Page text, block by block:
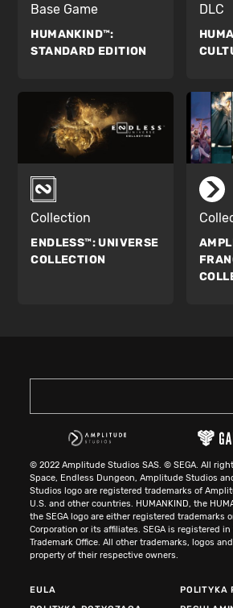
Base Game
HUMANKIND™:
STANDARD EDITION
DLC
Collection
ENDLESS™: UNIVERSE
COLLECTION
© 2022 Amplitude Studios SAS. © SEGA. All
Space, Endless Dungeon, Amplitude Studios
Studios logo are registered trademarks of
U.S. and other countries. HUMANKIND, the
the SEGA logo are either registered trademarks
Corporation or its affiliates. SEGA is registered
Trademark Office. All other trademarks, logos
property of their respective owners.
EULA
POLITYKA